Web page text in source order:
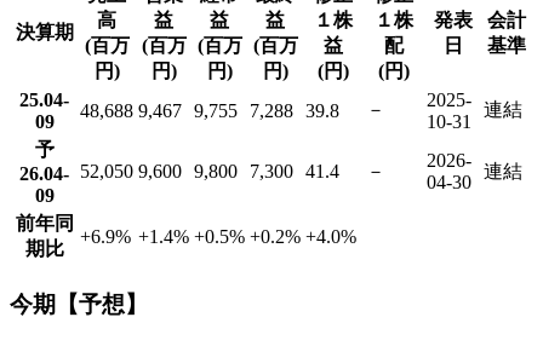
決算期
高
(百万
円)
益
(百万
円)
益
(百万
円)
益
(百万
円)
１株
益
(円)
１株
配
(円)
発表
日
会計
基準
25.04-
09
48,688 9,467 9,755 7,288 39.8 －
2025-
10-31
連結
予
26.04-
09
52,050 9,600 9,800 7,300 41.4 －
2026-
04-30
連結
前年同
期比
+6.9% +1.4% +0.5% +0.2% +4.0%
今期【予想】